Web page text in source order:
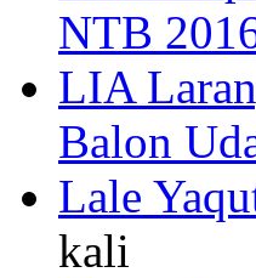
NTB
LIA
Balon
Lale
kali